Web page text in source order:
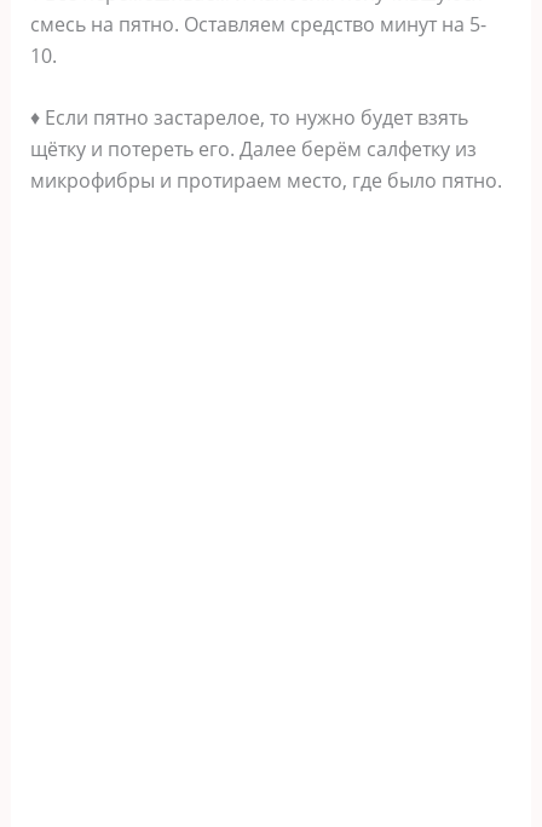
смесь на пятно. Оставляем средство минут на 5-
10.
♦ Если пятно застарелое, то нужно будет взять
щётку и потереть его. Далее берём салфетку из
микрофибры и протираем место, где было пятно.